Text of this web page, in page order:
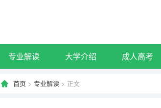
专业解读 大学介绍 成人高考
首页 > 专业解读 > 正文